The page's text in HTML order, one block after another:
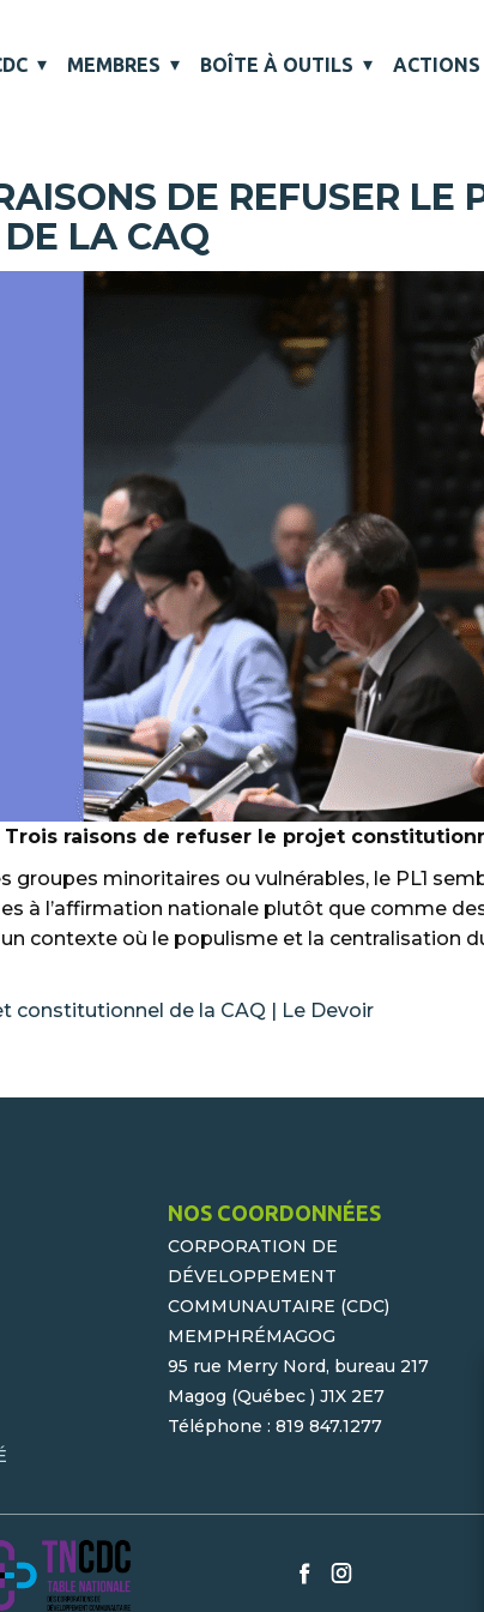
MEMBRES BOÎTE À OUTILS ACTIONS
DE REFUSER LE
LA CAQ
Trois raisons de refuser le projet
minoritaires ou vulnérables, le PL1
à l’affirmation nationale plutôt que comme
contexte où le populisme et la centralisation
constitutionnel de la CAQ | Le Devoir
NOS COORDONNÉES
CORPORATION DE
DÉVELOPPEMENT
COMMUNAUTAIRE (CDC)
MEMPHRÉMAGOG
95 rue Merry Nord, bureau 217
Magog (Québec ) J1X 2E7
Téléphone : 819 847.1277